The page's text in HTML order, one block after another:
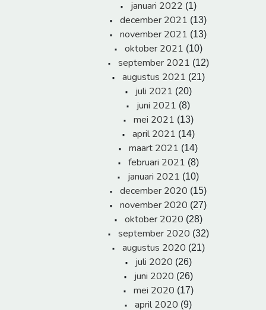
januari 2022 (1)
december 2021 (13)
november 2021 (13)
oktober 2021 (10)
september 2021 (12)
augustus 2021 (21)
juli 2021 (20)
juni 2021 (8)
mei 2021 (13)
april 2021 (14)
maart 2021 (14)
februari 2021 (8)
januari 2021 (10)
december 2020 (15)
november 2020 (27)
oktober 2020 (28)
september 2020 (32)
augustus 2020 (21)
juli 2020 (26)
juni 2020 (26)
mei 2020 (17)
april 2020 (9)